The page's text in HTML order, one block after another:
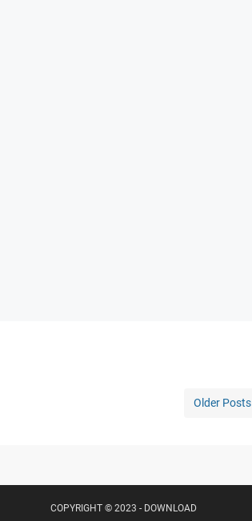
Older Posts
COPYRIGHT © 2023 - DOWNLOAD